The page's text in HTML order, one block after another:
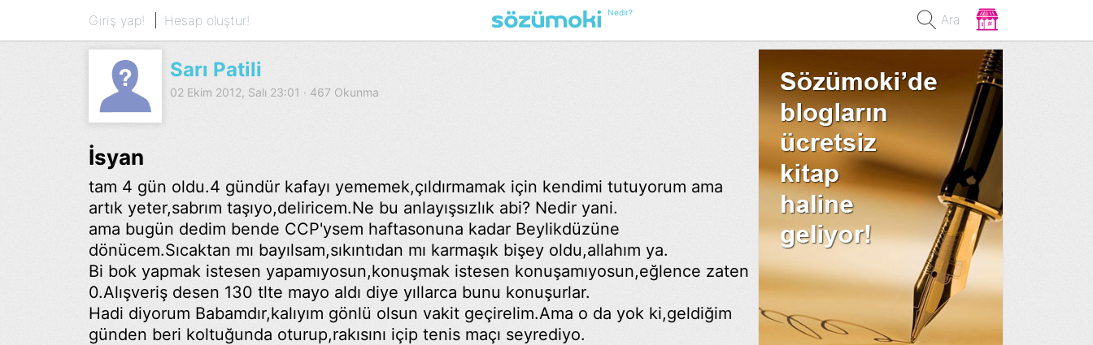
Giriş yap! Hesap oluştur! Nedir? Ara
Sarı Patili
02 Ekim 2012, Salı 23:01 · 467 Okunma
İsyan
tam 4 gün oldu.4 gündür kafayı yememek,çıldırmamak için kendimi tutuyorum ama
artık yeter,sabrım taşıyo,deliricem.Ne bu anlayışsızlık abi? Nedir yani.
ama bugün dedim bende CCP'ysem haftasonuna kadar Beylikdüzüne
dönücem.Sıcaktan mı bayılsam,sıkıntıdan mı karmaşık bişey oldu,allahım ya.
Bi bok yapmak istesen yapamıyosun,konuşmak istesen konuşamıyosun,eğlence zaten
0.Alışveriş desen 130 tlte mayo aldı diye yıllarca bunu konuşurlar.
Hadi diyorum Babamdır,kalıyım gönlü olsun vakit geçirelim.Ama o da yok ki,geldiğim
günden beri koltuğunda oturup,rakısını içip tenis maçı seyrediyo.